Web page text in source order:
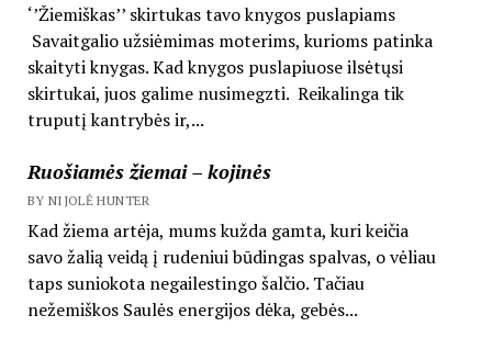
‘’Žiemiškas’’ skirtukas tavo knygos puslapiams
Savaitgalio užsiėmimas moterims, kurioms patinka
skaityti knygas. Kad knygos puslapiuose ilsėtųsi
skirtukai, juos galime nusimegzti. Reikalinga tik
truputį kantrybės ir,...
Ruošiamės žiemai – kojinės
BY NIJOLĖ HUNTER
Kad žiema artėja, mums kužda gamta, kuri keičia
savo žalią veidą į rudeniui būdingas spalvas, o vėliau
taps suniokota negailestingo šalčio. Tačiau
nežemiškos Saulės energijos dėka, gebės...